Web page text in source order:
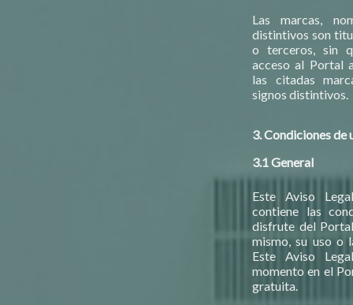
Las marcas,
distintivos son
o terceros, sin
acceso al Portal
las citadas
signos distintivos.
3. Condiciones de
3.1 General
Este Aviso
contiene las
disfrute del
mismo, su uso o
Este Aviso
momento en el
gratuita.